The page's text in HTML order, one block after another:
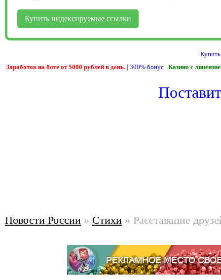
Купить индексируемые ссылки
Заработок на боте от 5000 рублей в день. | 300% бонус | Казино с
Новости России » Стихи » Расставание